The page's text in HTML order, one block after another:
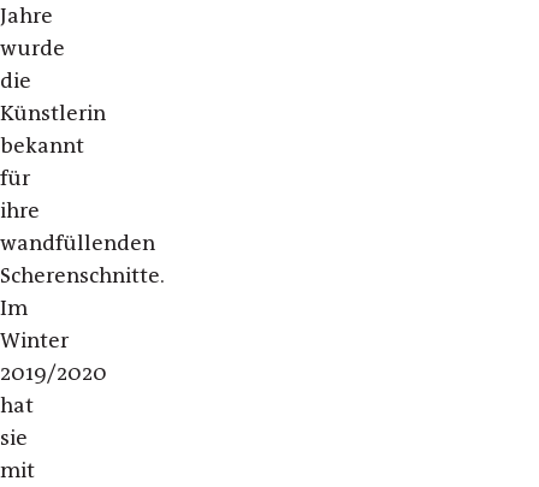
Jahre
wurde
die
Künstlerin
bekannt
für
ihre
wandfüllenden
Scherenschnitte.
Im
Winter
2019/2020
hat
sie
mit